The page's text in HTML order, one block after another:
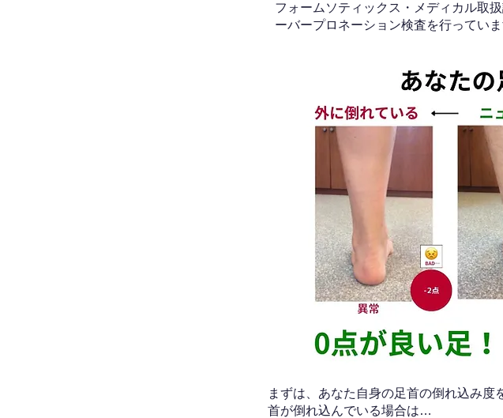
フォームソティックス・メディカル取
ーバープロネーション検査を行っていま
まずは、あなた自身の足首の倒れ込み
首が倒れ込んでいる場合は…